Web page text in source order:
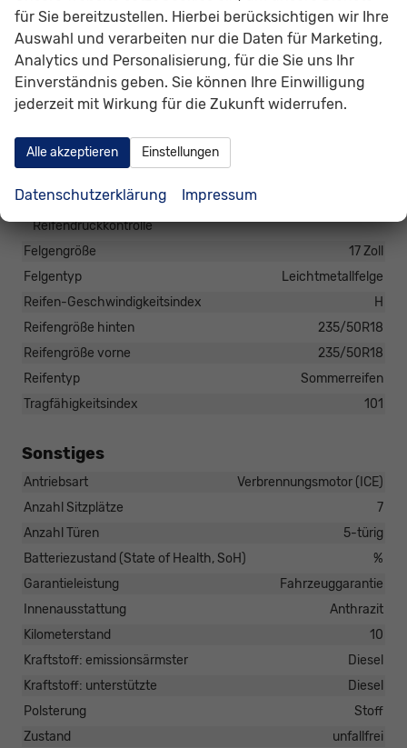
Schiebetüren beidseitig
Räder & Technik
Antriebsachse
Frontantrieb
Eignung: Reifen für extreme Schneeverhältnis
Antiblockiersystem (ABS), Elektronisches Stabilitäts-
Programm (ESP), Traktionskontrolle (ASR/CTS/ETS),
Reifendruckkontrolle
Felgengröße
17 Zoll
Felgentyp
Leichtmetallfelge
Reifen-Geschwindigkeitsindex
H
Reifengröße hinten
235/50R18
Reifengröße vorne
235/50R18
Reifentyp
Sommerreifen
Tragfähigkeitsindex
101
Sonstiges
Antriebsart
Verbrennungsmotor (ICE)
Anzahl Sitzplätze
7
Anzahl Türen
5-türig
Batteriezustand (State of Health, SoH)
%
Garantieleistung
Fahrzeuggarantie
Innenausstattung
Anthrazit
Kilometerstand
10
Kraftstoff: emissionsärmster
Diesel
Kraftstoff: unterstützte
Diesel
Polsterung
Stoff
Zustand
unfallfrei
für Sie bereitzustellen. Hierbei berücksichtigen wir Ihre
Auswahl und verarbeiten nur die Daten für Marketing,
Analytics und Personalisierung, für die Sie uns Ihr
Einverständnis geben. Sie können Ihre Einwilligung
jederzeit mit Wirkung für die Zukunft widerrufen.
Alle akzeptieren Einstellungen
Datenschutzerklärung Impressum